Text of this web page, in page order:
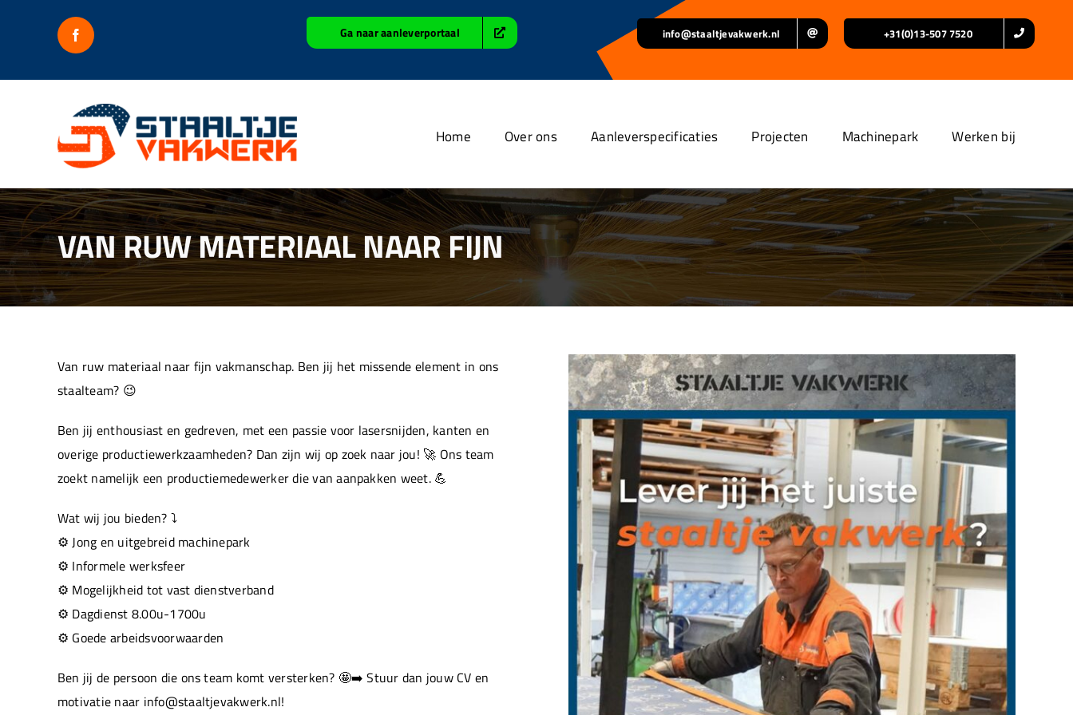
Ga naar aanleverportaal info@staaltjevakwerk.nl +31(0)13-507 7520
Home Over ons Aanleverspecificaties Projecten Machinepark Werken bij
VAN RUW MATERIAAL NAAR FIJN
Van ruw materiaal naar fijn vakmanschap. Ben jij het missende element in ons
staalteam? 😉
Ben jij enthousiast en gedreven, met een passie voor lasersnijden, kanten en
overige productiewerkzaamheden? Dan zijn wij op zoek naar jou! 🚀 Ons team
zoekt namelijk een productiemedewerker die van aanpakken weet. 💪
Wat wij jou bieden? ⤵️
⚙️ Jong en uitgebreid machinepark
⚙️ Informele werksfeer
⚙️ Mogelijkheid tot vast dienstverband
⚙️ Dagdienst 8.00u-1700u
⚙️ Goede arbeidsvoorwaarden
Ben jij de persoon die ons team komt versterken? 🤩➡️ Stuur dan jouw CV en
motivatie naar info@staaltjevakwerk.nl!